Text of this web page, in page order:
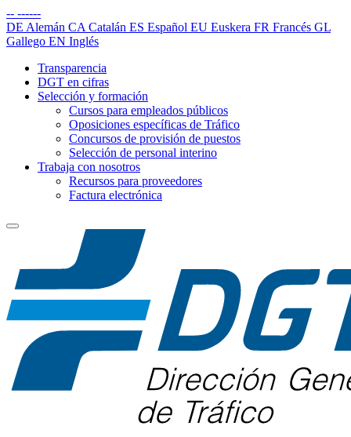
-- ------
DE Alemán CA Catalán ES Español EU Euskera FR Francés GL
Gallego EN Inglés
Transparencia
DGT en cifras
Selección y formación
Cursos para empleados públicos
Oposiciones específicas de Tráfico
Concursos de provisión de puestos
Selección de personal interino
Trabaja con nosotros
Recursos para proveedores
Factura electrónica